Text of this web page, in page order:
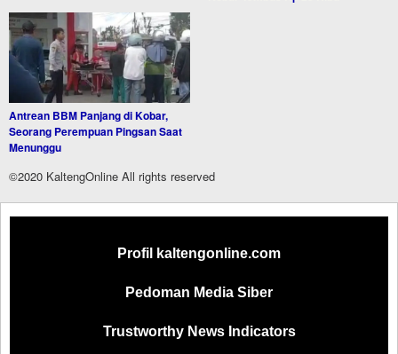
Antrean BBM Panjang di Kobar,
Seorang Perempuan Pingsan Saat
Menunggu
©2020 KaltengOnline All rights reserved
Profil kaltengonline.com
Pedoman Media Siber
Trustworthy News Indicators